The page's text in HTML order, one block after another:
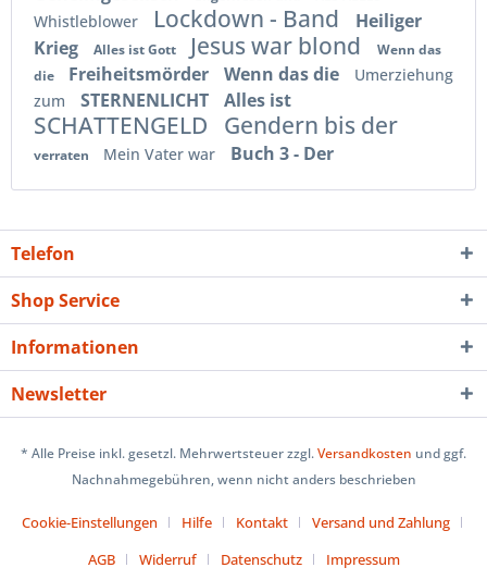
Whistleblower Lockdown - Band
Heiliger
Krieg
Alles ist Gott Jesus war blond
Wenn das
die
Freiheitsmörder Wenn das die
Umerziehung
zum
STERNENLICHT Alles ist
SCHATTENGELD Gendern bis der
verraten Mein Vater war Buch 3 - Der
Telefon
Shop Service
Informationen
Newsletter
* Alle Preise inkl. gesetzl. Mehrwertsteuer zzgl.Versandkosten und ggf.
Nachnahmegebühren, wenn nicht anders beschrieben
Cookie-Einstellungen Hilfe Kontakt
Versand und Zahlung
AGB
Widerruf Datenschutz
Impressum